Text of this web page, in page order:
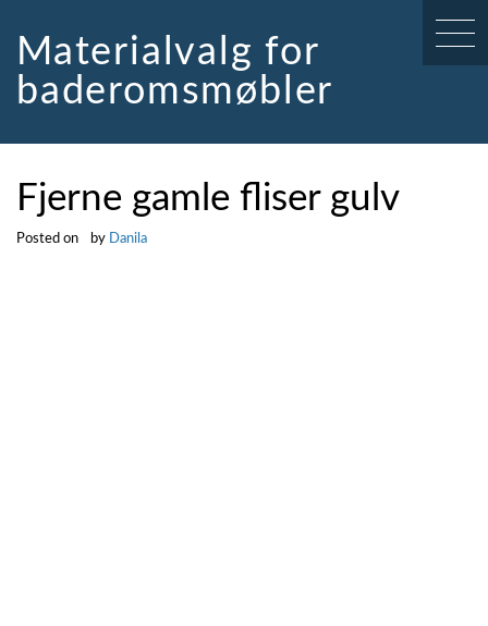
contentMaterialvalg for
baderomsmøbler
Fjerne gamle fliser gulv
Posted on by Danila